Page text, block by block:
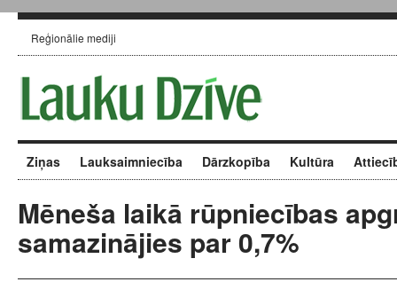
Reģionālie mediji
Ziņas Lauksaimniecība Dārzkopība Kultūra
Mēneša laikā rūpniecības
samazinājies par 0,7%